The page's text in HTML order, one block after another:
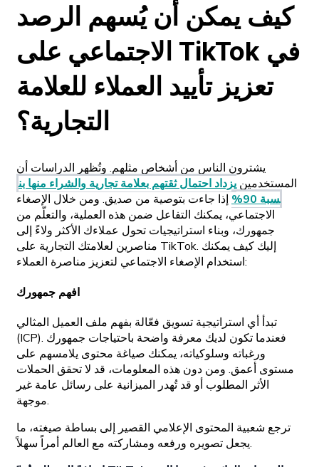
كيف يمكن أن يُسهم الرصد
الاجتماعي على TikTok في
تعزيز تأييد العملاء للعلامة
التجارية؟
يشترون الناس من أشخاص مثلهم. وتُظهر الدراسات أن
المستخدمينيزداد احتمال ثقتهم بعلامة تجارية والشراء منها بن
سبة 90%
إذا جاءت بتوصية من صديق. ومن خلال الإصغاء
الاجتماعي، يمكنك التفاعل ضمن هذه العملية، والتعلّم من
جمهورك، وبناء استراتيجيات تحول عملاءك الأكثر ولاءً إلى
مناصرين لعلامتك التجارية على TikTok. إليك كيف يمكنك
استخدام الإصغاء الاجتماعي لتعزيز مناصرة العملاء:
افهم جمهورك
تبدأ أي استراتيجية تسويق فعّالة بفهم ملف العميل المثالي
(ICP). فعندما تكون لديك معرفة واضحة باحتياجات جمهورك
ورغباته وسلوكياته، يمكنك صياغة محتوى يلامسهم على
مستوى أعمق. ومن دون هذه المعلومات، قد لا تحقق الحملات
الأثر المطلوب أو قد تُهدر الميزانية على رسائل عامة غير
موجهة.
ترجع شعبية المحتوى الإعلامي القصير إلى بساطة صيغته، ما
يجعل تصويره ورفعه ومشاركته مع العالم أمراً سهلاً.